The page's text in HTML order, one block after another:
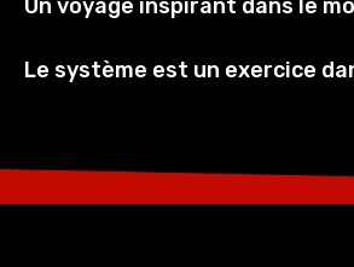
Un voyage inspirant dans le
Le système est un exercice